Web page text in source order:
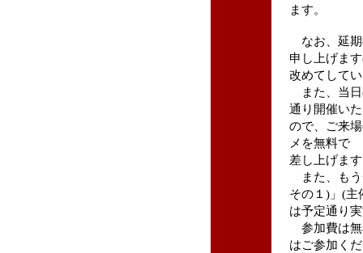
ます。
なお、延期
申し上げま
改めてして
また、当日
通り開催い
ので、ご来
メを無料で
差し上げま
また、もう
その１)」(主
は予定通り
参加費は無
はご参加く